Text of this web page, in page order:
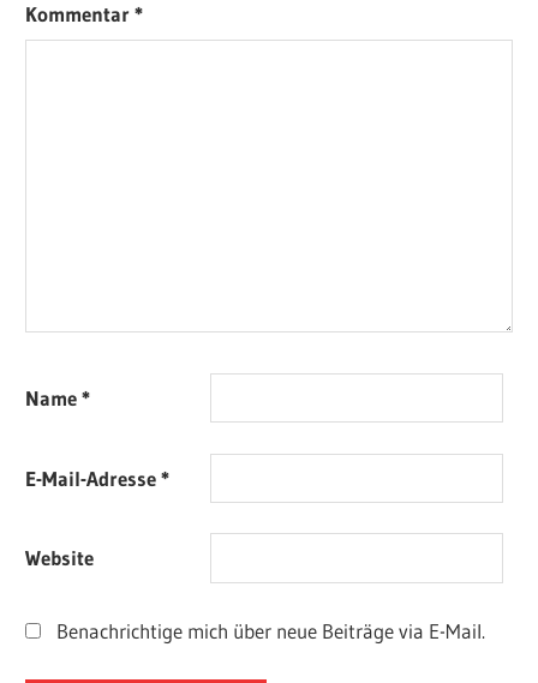
Kommentar*
Name*
E-Mail-Adresse*
Website
Benachrichtige mich über neue Beiträge via E-Mail.